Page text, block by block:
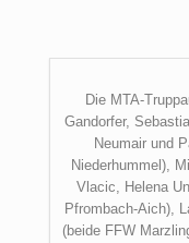
Die MTA-
Gandorfer,
Neumair und
Niederhummel),
Vlacic, Helena
Pfrombach-Aich),
(beide FFW